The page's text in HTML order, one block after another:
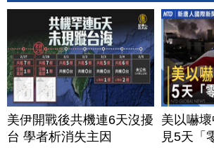
美伊開戰後共機連6天沒擾
台 學者析消失主因
美以嚇
見5天「